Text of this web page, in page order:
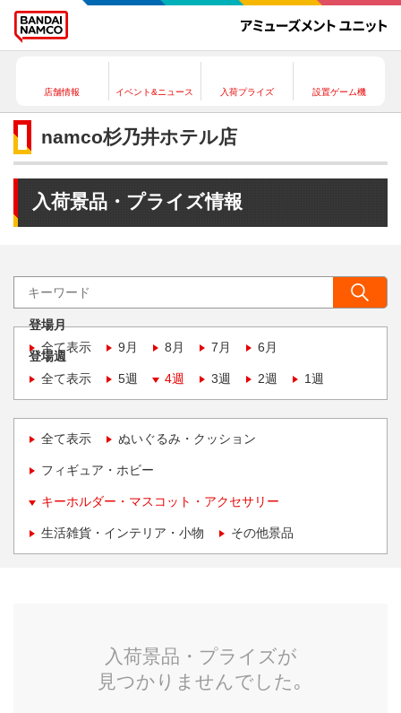
店舗情報 イベント&ニュース 入荷プライズ 設置ゲーム機
namco杉乃井ホテル店
入荷景品・プライズ情報
登場月
全て表示
9月 8月 7月 6月
登場週
全て表示
5週 4週 3週 2週 1週
全て表示 ぬいぐるみ・クッション
フィギュア・ホビー
キーホルダー・マスコット・アクセサリー
生活雑貨・インテリア・小物 その他景品